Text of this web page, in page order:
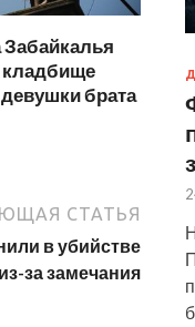
кладбище
брата
СТАТЬЯ
в убийстве
за замечания